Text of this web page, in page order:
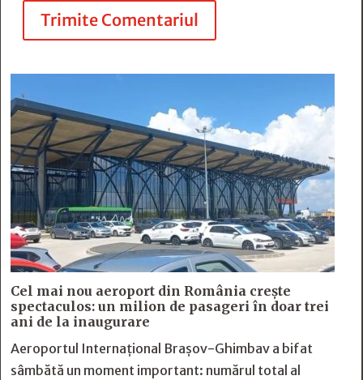
Trimite Comentariul
Cel mai nou aeroport din România crește
spectaculos: un milion de pasageri în doar trei
ani de la inaugurare
Aeroportul Internațional Brașov-Ghimbav a bifat
sâmbătă un moment important: numărul total al